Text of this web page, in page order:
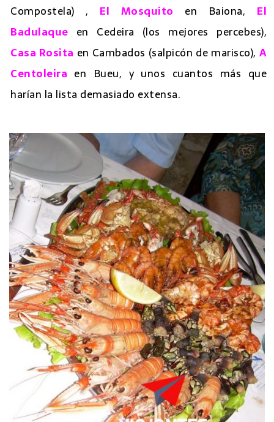
Compostela) , El Mosquito en Baiona, El
Badulaque en Cedeira (los mejores percebes),
Casa Rosita en Cambados (salpicón de marisco), A
Centoleira en Bueu, y unos cuantos más que
harían la lista demasiado extensa.